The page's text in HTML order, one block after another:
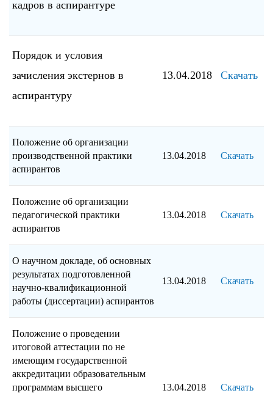
кадров в аспирантуре
Порядок и условия
зачисления экстернов в
аспирантуру
13.04.2018 Скачать
Положение об организации
производственной практики
аспирантов
13.04.2018 Скачать
Положение об организации
педагогической практики
аспирантов
13.04.2018 Скачать
О научном докладе, об основных
результатах подготовленной
научно-квалификационной
работы (диссертации) аспирантов
13.04.2018 Скачать
Положение о проведении
итоговой аттестации по не
имеющим государственной
аккредитации образовательным
программам высшего
13.04.2018 Скачать